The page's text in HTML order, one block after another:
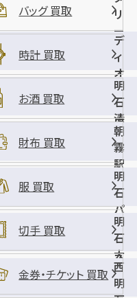
リ
ー
店
デ
ィ
オ
明
石
店
明
石
清
水
店
朝
霧
駅
前
店
明
石
パ
ピ
オ
ス
店
明
石
大
久
保
西
明
バッグ 買取
時計 買取
お酒 買取
財布 買取
服 買取
切手 買取
金券・チケット 買取